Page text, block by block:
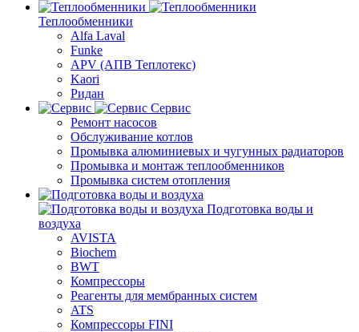
Теплообменники
Alfa Laval
Funke
APV (АПВ Теплотекс)
Kaori
Ридан
Сервис
Ремонт насосов
Обслуживание котлов
Промывка алюминиевых и чугунных радиаторов
Промывка и монтаж теплообменников
Промывка систем отопления
Подготовка воды и
воздуха
AVISTA
Biochem
BWT
Компрессоры
Реагенты для мембранных систем
ATS
Компрессоры FINI